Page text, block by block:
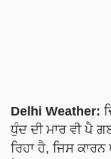
Delhi Weather:
ਧੁੰਦ ਦੀ ਮਾਰ ਵੀ ਪੈ
ਰਿਹਾ ਹੈ, ਜਿਸ